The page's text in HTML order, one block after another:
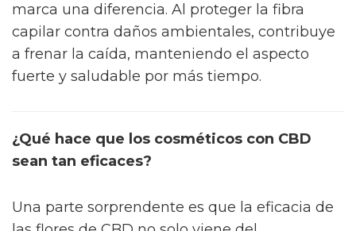
marca una diferencia. Al proteger la fibra
capilar contra daños ambientales, contribuye
a frenar la caída, manteniendo el aspecto
fuerte y saludable por más tiempo.
¿Qué hace que los cosméticos con CBD
sean tan eficaces?
Una parte sorprendente es que la eficacia de